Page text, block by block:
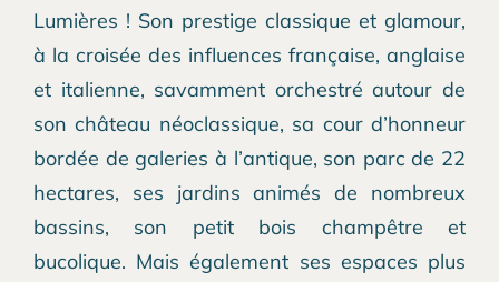
Lumières ! Son prestige classique et glamour,
à la croisée des influences française, anglaise
et italienne, savamment orchestré autour de
son château néoclassique, sa cour d’honneur
bordée de galeries à l’antique, son parc de 22
hectares, ses jardins animés de nombreux
bassins, son petit bois champêtre et
bucolique. Mais également ses espaces plus